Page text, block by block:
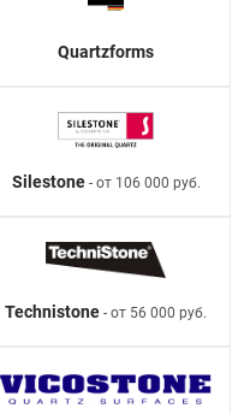
Quartzforms
Silestone- от 106 000 руб.
Technistone - от 56 000 руб.